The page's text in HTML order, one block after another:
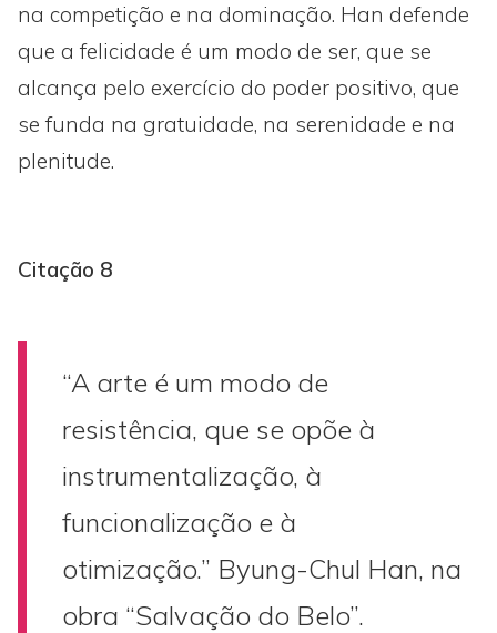
na competição e na dominação. Han defende
que a felicidade é um modo de ser, que se
alcança pelo exercício do poder positivo, que
se funda na gratuidade, na serenidade e na
plenitude.
Citação 8
“A arte é um modo de
resistência, que se opõe à
instrumentalização, à
funcionalização e à
otimização.” Byung-Chul Han, na
obra “Salvação do Belo”.